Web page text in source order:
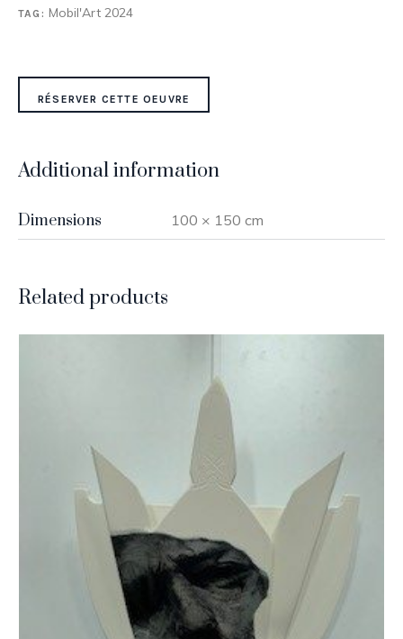
TAG: Mobil'Art 2024
RÉSERVER CETTE OEUVRE
Additional information
Dimensions 100 × 150 cm
Related products